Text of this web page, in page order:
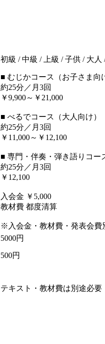
初級 / 中級 / 上級 / 子供 / 大
■ むじかコース（お子さま向
約25分／月3回
￥9,900～￥21,000
■ べるでコース（大人向け）
約25分／月3回
￥11,000～￥12,100
■ 専門・伴奏・弾き語りコー
約25分／月3回
￥12,100
入会金 ￥5,000
教材費 都度清算
※入会金・教材費・発表会費
5000円
500円
テキスト・教材費は別途必要